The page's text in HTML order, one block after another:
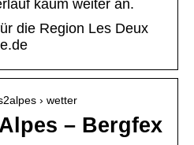
kaum weiter an.
die Region Les Deux
› wetter
– Bergfex